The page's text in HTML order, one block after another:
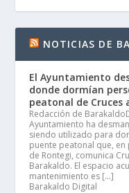
NOTICIAS DE
El Ayuntamiento
donde dormían
peatonal de Cruces
Redacción de
Ayuntamiento ha
siendo utilizado para
puente peatonal que,
de Rontegi, comunica
Barakaldo. El espacio
mantenimiento es […]
Barakaldo Digital